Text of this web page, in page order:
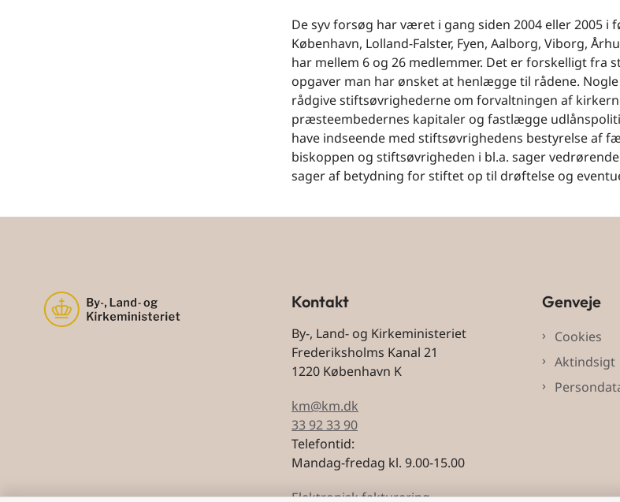
De syv forsøg har været i gang siden 2004 eller 2005 i
København, Lolland-Falster, Fyen, Aalborg, Viborg,
har mellem 6 og 26 medlemmer. Det er forskelligt fra
opgaver man har ønsket at henlægge til rådene.
rådgive stiftsøvrighederne om forvaltningen af
præsteembedernes kapitaler og fastlægge
have indseende med stiftsøvrighedens bestyrelse af
biskoppen og stiftsøvrigheden i bl.a. sager
sager af betydning for stiftet op til drøftelse og
Kontakt
By-, Land- og Kirkeministeriet
Frederiksholms Kanal 21
1220 København K
km@km.dk
33 92 33 90
Telefontid:
Mandag-fredag kl. 9.00-15.00
Elektronisk fakturering
Genveje
Cookies
Aktindsigt